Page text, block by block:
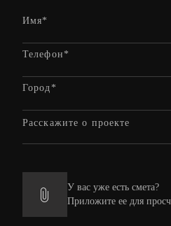
У вас уже есть смета?
Приложите ее для